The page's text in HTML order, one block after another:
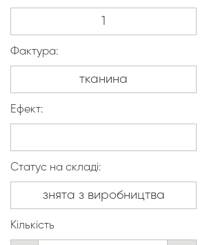
Фактура:
Ефект:
Статус на складі:
Кількість